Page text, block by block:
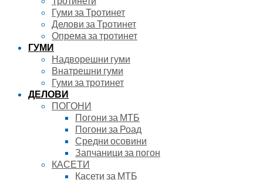
Гуми за Тротинет
Делови за Тротинет
Опрема за тротинет
ГУМИ
Надворешни гуми
Внатрешни гуми
Гуми за тротинет
ДЕЛОВИ
ПОГОНИ
Погони за МТБ
Погони за Роад
Средни осовини
Запчаници за погон
КАСЕТИ
Касети за МТБ